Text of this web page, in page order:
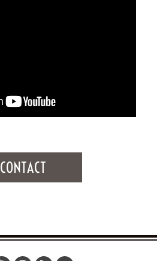
CONTACT